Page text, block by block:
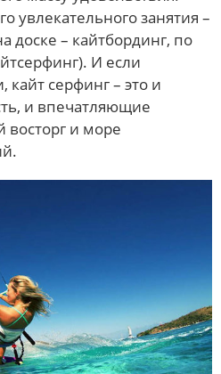
увлекательного занятия –
доске – кайтбординг, по
И если
серфинг – это и
и впечатляющие
восторг и море